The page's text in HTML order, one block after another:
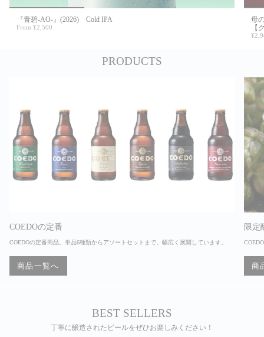
『青碧-AO-』(2026) Cold IPA
From ¥2,500
母
【
PRODUCTS
COEDOの定番
COEDOの定番商品。単品6種類からアソートセットまで、幅広く展開しています。
商品一覧へ
限定
商
BEST SELLERS
丁寧に醸造されたビールをぜひお楽しみください！